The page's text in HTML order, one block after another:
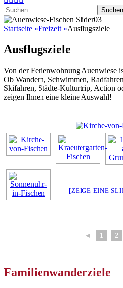
einfach gesund
Mail
Suche
nach:
Startseite »Freizeit »Ausflugsziele
Ausflugsziele
Von der Ferienwohnung Auenwiese
Ob Wandern, Schwimmen,
Skifahren, Städte-Kulturtrip, Action
zeigen Ihnen eine kleine Auswahl!
[ZEIGE EINE
◄ 1 2
Familienwanderziele